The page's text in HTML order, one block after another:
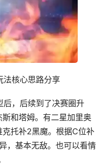
法核心思路分享
后，后续到了决赛圈升
和塔姆。有二星加里奥
托补2黑魔。根据C位补
，基本无敌。也可以看情